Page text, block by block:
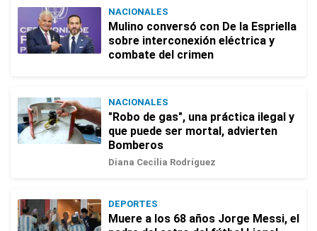
NACIONALES
Mulino conversó con De la Espriella
sobre interconexión eléctrica y
combate del crimen
NACIONALES
"Robo de gas", una práctica ilegal y
que puede ser mortal, advierten
Bomberos
Diana Cecilia Rodríguez
DEPORTES
Muere a los 68 años Jorge Messi, el